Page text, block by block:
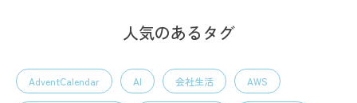
人気のあるタグ
AdventCalendar AI 会社生活 AWS